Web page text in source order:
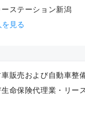
ステーション新潟
見る
販売および自動車整
命保険代理業・リー